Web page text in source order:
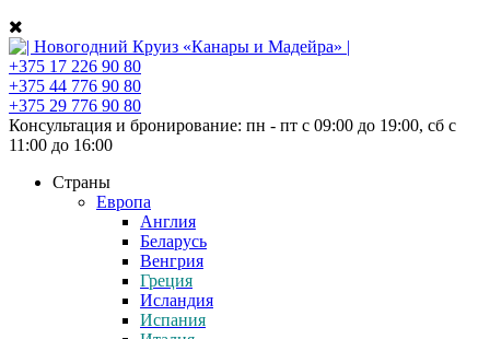
+375 17 226 90 80
+375 44 776 90 80
+375 29 776 90 80
Консультация и бронирование: пн - пт с 09:00 до 19:00, сб с
11:00 до 16:00
Страны
Европа
Англия
Беларусь
Венгрия
Греция
Исландия
Испания